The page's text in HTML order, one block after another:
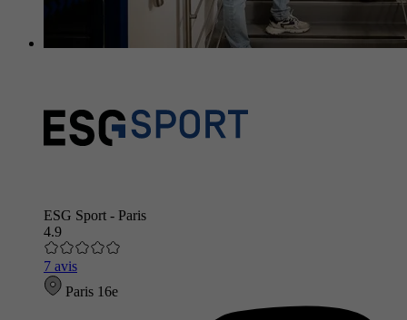
ESG Sport - Paris
4.9
7 avis
Paris 16e